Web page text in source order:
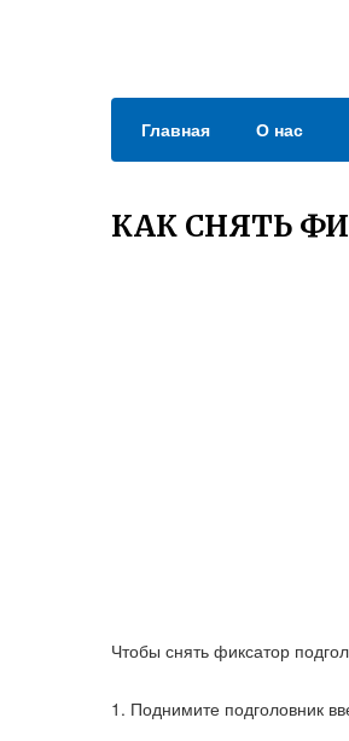
Главная О нас
КАК СНЯТЬ
Чтобы снять фиксатор
1. Поднимите подголовник